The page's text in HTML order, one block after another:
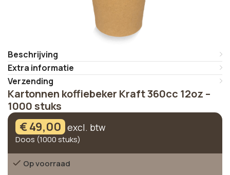
Beschrijving
Extra informatie
Verzending
Kartonnen koffiebeker Kraft 360cc 12oz –
1000 stuks
€49,00 excl. btw
Doos (1000 stuks)
Op voorraad